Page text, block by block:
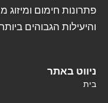
פתרונות חימום
והיעילות הגבוהים
ניווט באתר
בית